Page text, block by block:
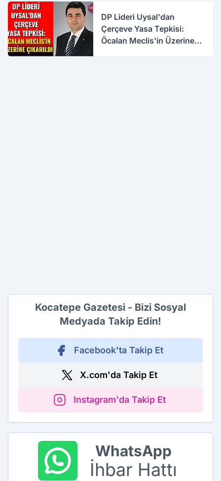
DP Lideri Uysal'dan
Çerçeve Yasa Tepkisi:
Öcalan Meclis'in Üzerine
Kocatepe Gazetesi - Bizi Sosyal
Medyada Takip Edin!
Facebook'ta Takip Et
X.com'da Takip Et
Instagram'da Takip Et
WhatsApp
İhbar Hattı